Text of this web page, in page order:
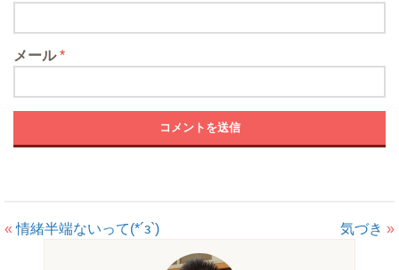
メール*
«情緒半端ないって(*´з`) 気づき »